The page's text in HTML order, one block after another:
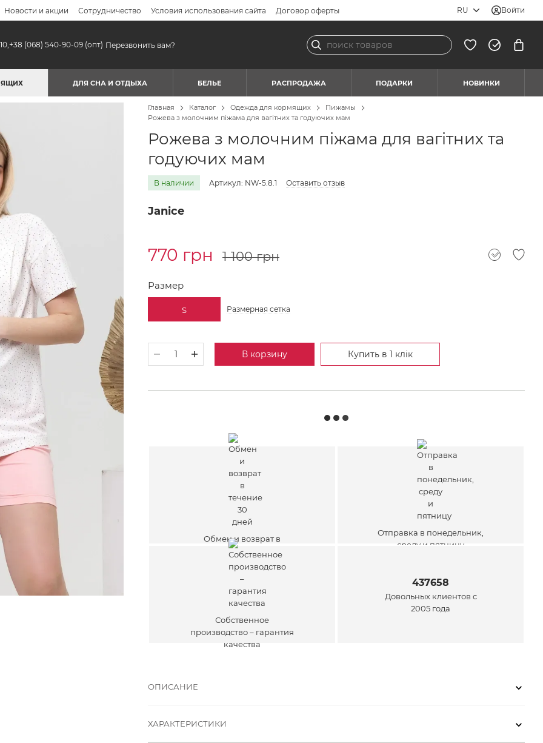
Новости и акции Сотрудничество Условия использования сайта Договор оферты RU Войти
+38 (068) 540-90-09 (опт) Перезвонить вам?
ДЛЯ СНА И ОТДЫХА БЕЛЬЕ РАСПРОДАЖА ПОДАРКИ НОВИНКИ
Главная Каталог Одежда для кормящих
Пижамы
Рожева з молочним піжама для вагітних та годуючих мам
Рожева з молочним піжама для вагітних та
годуючих мам
В наличии Артикул: NW-5.8.1 Оставить отзыв
Janice
770 грн 1 100 грн
Размер
S Размерная сетка
В корзину Купить в 1 клік
Обмен и возврат в
течение 30 дней
Отправка в понедельник,
среду и пятницу
Собственное
производство – гарантия
качества
437658
Довольных клиентов с
2005 года
ОПИСАНИЕ
ХАРАКТЕРИСТИКИ